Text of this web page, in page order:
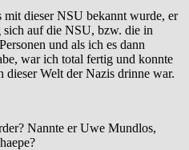
mit dieser NSU bekannt wurde, er
sich auf die NSU, bzw. die in
und als ich es dann
war ich total fertig und konnte
dieser Welt der Nazis drinne war.
Nannte er Uwe Mundlos,